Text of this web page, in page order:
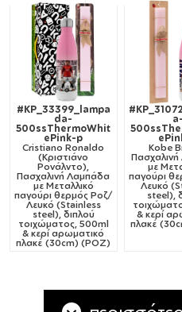
#KP_33399_lampa
da-
500ssThermoWhit
ePink-p
Cristiano Ronaldo
(Κριστιάνο
Ρονάλντο),
Πασχαλινή Λαμπάδα
με Μεταλλικό
παγούρι θερμός Ροζ/
Λευκό (Stainless
steel), διπλού
τοιχώματος, 500ml
& κερί αρωματικό
πλακέ (30cm) (ΡΟΖ)
a-
Kobe
με
παγούρι
Λευκό
steel),
& κερί
πλακέ